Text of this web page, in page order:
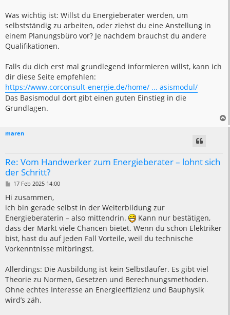
Was wichtig ist: Willst du Energieberater werden, um
selbstständig zu arbeiten, oder ziehst du eine Anstellung in
einem Planungsbüro vor? Je nachdem brauchst du andere
Qualifikationen.
Falls du dich erst mal grundlegend informieren willst, kann ich
dir diese Seite empfehlen:
https://www.corconsult-energie.de/home/ ... asismodul/
Das Basismodul dort gibt einen guten Einstieg in die
Grundlagen.
maren
Re: Vom Handwerker zum Energieberater – lohnt sich
der Schritt?
B
i
r
a
g
17 Feb 2025 14:00
Hi zusammen,
ich bin gerade selbst in der Weiterbildung zur
Energieberaterin – also mittendrin.
Kann nur bestätigen,
dass der Markt viele Chancen bietet. Wenn du schon Elektriker
bist, hast du auf jeden Fall Vorteile, weil du technische
Vorkenntnisse mitbringst.
Allerdings: Die Ausbildung ist kein Selbstläufer. Es gibt viel
Theorie zu Normen, Gesetzen und Berechnungsmethoden.
Ohne echtes Interesse an Energieeffizienz und Bauphysik
wird’s zäh.